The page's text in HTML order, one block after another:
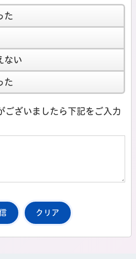
た
ない
た
ございましたら下記をご入力